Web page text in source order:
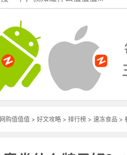
网购值值值 > 好文攻略 > 排行榜 > 速冻食品 >